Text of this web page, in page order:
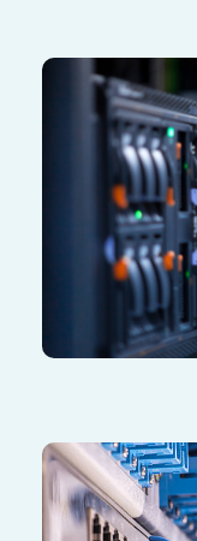
郵件系統